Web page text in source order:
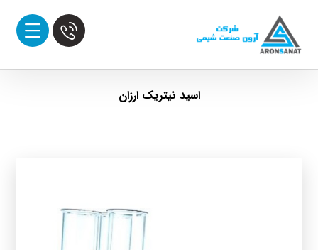
اسید نیتریک ارزان